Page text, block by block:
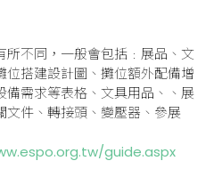
所不同，一般會包括﹕展品、文
位搭建設計圖、攤位額外配備增
需求等表格、文具用品、、展
文件、轉接頭、變壓器、參展
guide.aspx